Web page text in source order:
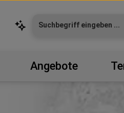
Angebote